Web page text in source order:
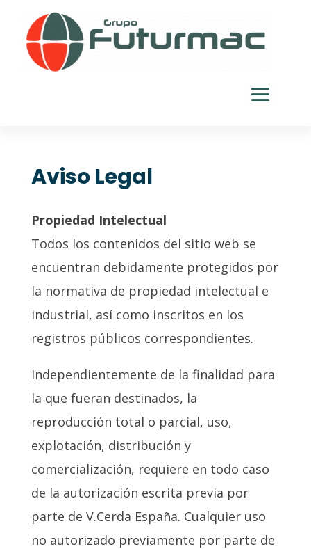
Aviso Legal
Propiedad Intelectual
Todos los contenidos del sitio web se
encuentran debidamente protegidos por
la normativa de propiedad intelectual e
industrial, así como inscritos en los
registros públicos correspondientes.
Independientemente de la finalidad para
la que fueran destinados, la
reproducción total o parcial, uso,
explotación, distribución y
comercialización, requiere en todo caso
de la autorización escrita previa por
parte de V.Cerda España. Cualquier uso
no autorizado previamente por parte de